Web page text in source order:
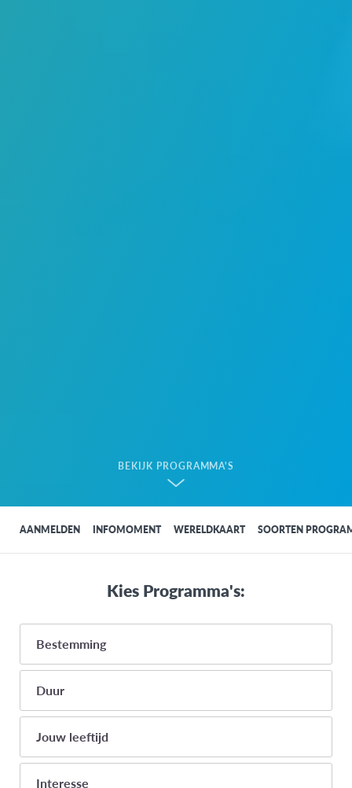
BEKIJK PROGRAMMA'S
AANMELDEN INFOMOMENT WERELDKAART SOORTEN
Kies Programma's:
Bestemming
AFRIKA
Egypte
Duur
<1 maand
1-3 maanden
4-8 maanden
Jouw leeftijd
14
Interesse